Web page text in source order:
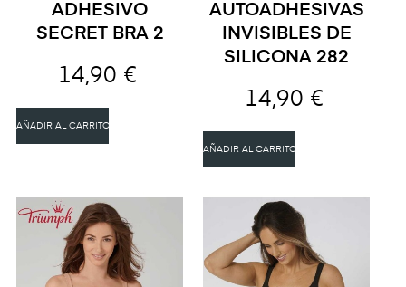
ADHESIVO
SECRET BRA 2
14,90 €
AÑADIR AL CARRITO
AUTOADHESIVAS
INVISIBLES DE
SILICONA 282
14,90 €
AÑADIR AL CARRITO